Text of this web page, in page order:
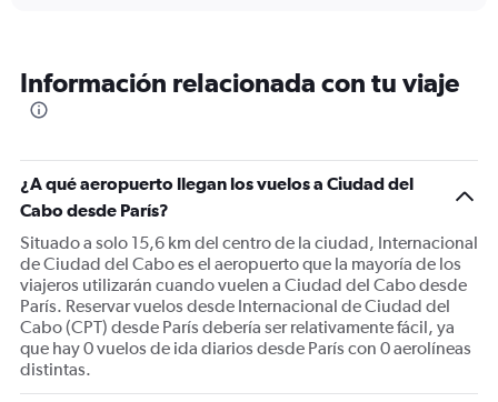
categories.
The
Y
axis
displaying
values.
Range:
0
to
1500.
Información relacionada con tu viaje
¿A qué aeropuerto llegan los vuelos a Ciudad del
Cabo desde París?
Situado a solo 15,6 km del centro de la ciudad, Internacional
de Ciudad del Cabo es el aeropuerto que la mayoría de los
viajeros utilizarán cuando vuelen a Ciudad del Cabo desde
París. Reservar vuelos desde Internacional de Ciudad del
Cabo (CPT) desde París debería ser relativamente fácil, ya
que hay 0 vuelos de ida diarios desde París con 0 aerolíneas
distintas.